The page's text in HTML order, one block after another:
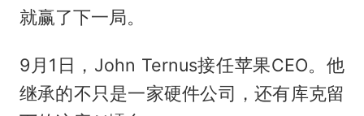
就赢了下一局。
9月1日，John Ternus接任苹果CEO。他
继承的不只是一家硬件公司，还有库克留